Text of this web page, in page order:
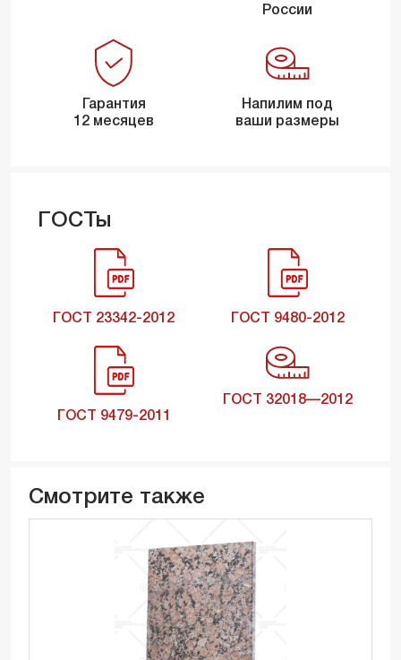
России
Гарантия
12 месяцев
Напилим под
ваши размеры
ГОСТы
ГОСТ 23342-2012 ГОСТ 9480-2012
ГОСТ 9479-2011
ГОСТ 32018—2012
Смотрите также